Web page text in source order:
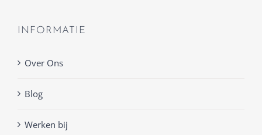
INFORMATIE
Over Ons
Blog
Werken bij